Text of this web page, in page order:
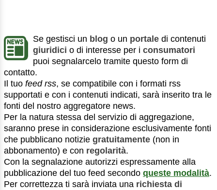
Se gestisci un blog o un portale di contenuti
giuridici o di interesse per i consumatori
puoi segnalarcelo tramite questo form di
contatto.
Il tuo feed rss, se compatibile con i formati rss
supportati e con i contenuti indicati, sarà inserito tra le
fonti del nostro aggregatore news.
Per la natura stessa del servizio di aggregazione,
saranno prese in considerazione esclusivamente fonti
che pubblicano notizie gratuitamente (non in
abbonamento) e con regolarità.
Con la segnalazione autorizzi espressamente alla
pubblicazione del tuo feed secondo queste modalità.
Per correttezza ti sarà inviata una richiesta di